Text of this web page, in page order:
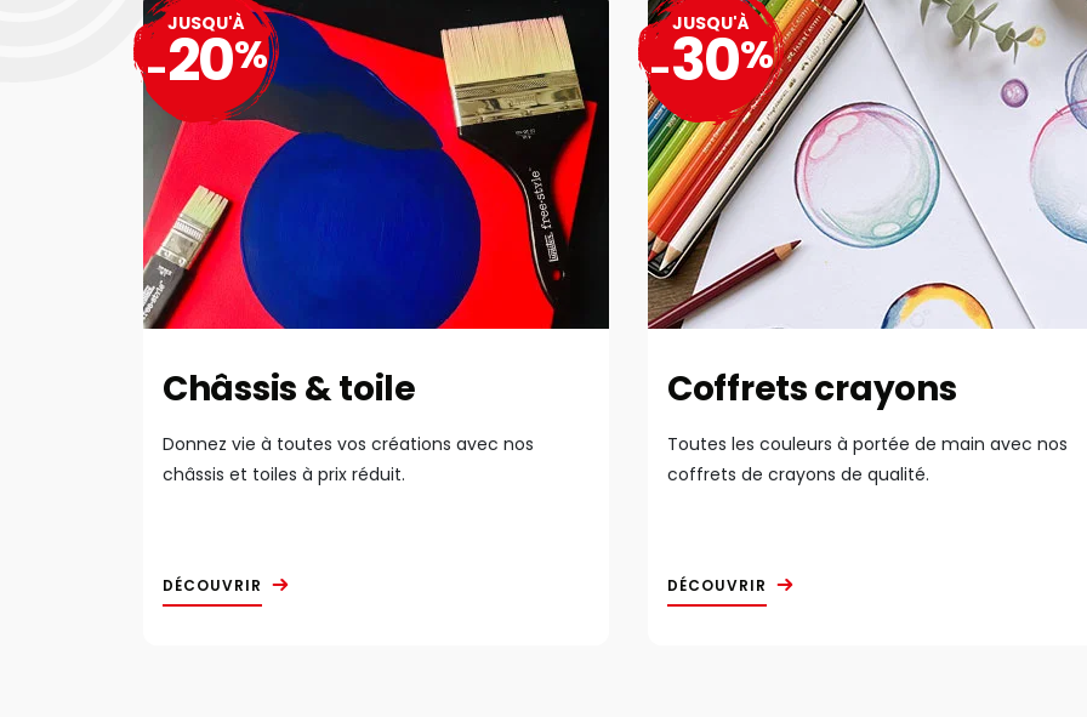
Châssis & toile
Donnez vie à toutes vos créations avec nos
châssis et toiles à prix réduit.
DÉCOUVRIR
JUSQU'À
-20%
Coffrets crayons
Toutes les couleurs à portée de main avec nos
coffrets de crayons de qualité.
DÉCOUVRIR
JUSQU'À
-30%